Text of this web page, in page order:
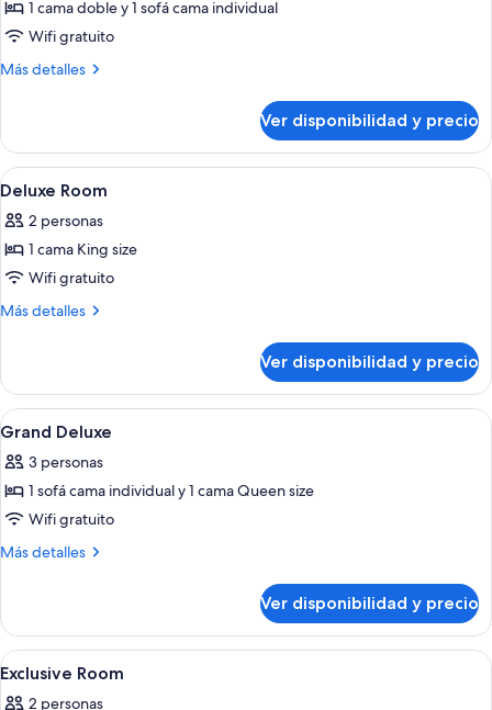
Suite
junior
1 cama doble y 1 sofá cama individual
Wifi gratuito
Más detalles
Más
junior
Ver disponibilidad y precio
Ver
todas
las
fotos
de
Deluxe
Ropa de cama de alta calidad,
11
Deluxe Room
2 personas
1 cama King size
Wifi gratuito
Más detalles
Más
Room
Ver disponibilidad y precio
Ver
todas
las
fotos
de
Grand
Ropa de cama de alta calidad,
10
Grand Deluxe
3 personas
1 sofá cama individual y 1 cama Queen size
Wifi gratuito
Más detalles
Más
Deluxe
Ver disponibilidad y precio
Ver
todas
Ropa de cama de alta calidad,
9
Exclusive Room
2 personas